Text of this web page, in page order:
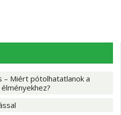
– Miért pótolhatatlanok a